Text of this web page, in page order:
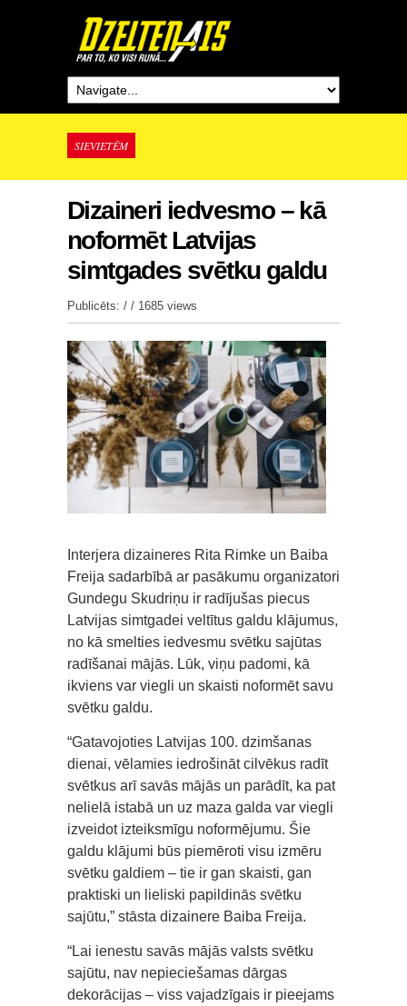
SIEVIETĒM
Dizaineri iedvesmo – kā
noformēt Latvijas
simtgades svētku galdu
Publicēts: / / 1685 views
Interjera dizaineres Rita Rimke un Baiba
Freija sadarbībā ar pasākumu organizatori
Gundegu Skudriņu ir radījušas piecus
Latvijas simtgadei veltītus galdu klājumus,
no kā smelties iedvesmu svētku sajūtas
radīšanai mājās. Lūk, viņu padomi, kā
ikviens var viegli un skaisti noformēt savu
svētku galdu.
“Gatavojoties Latvijas 100. dzimšanas
dienai, vēlamies iedrošināt cilvēkus radīt
svētkus arī savās mājās un parādīt, ka pat
nelielā istabā un uz maza galda var viegli
izveidot izteiksmīgu noformējumu. Šie
galdu klājumi būs piemēroti visu izmēru
svētku galdiem – tie ir gan skaisti, gan
praktiski un lieliski papildinās svētku
sajūtu,” stāsta dizainere Baiba Freija.
“Lai ienestu savās mājās valsts svētku
sajūtu, nav nepieciešamas dārgas
dekorācijas – viss vajadzīgais ir pieejams